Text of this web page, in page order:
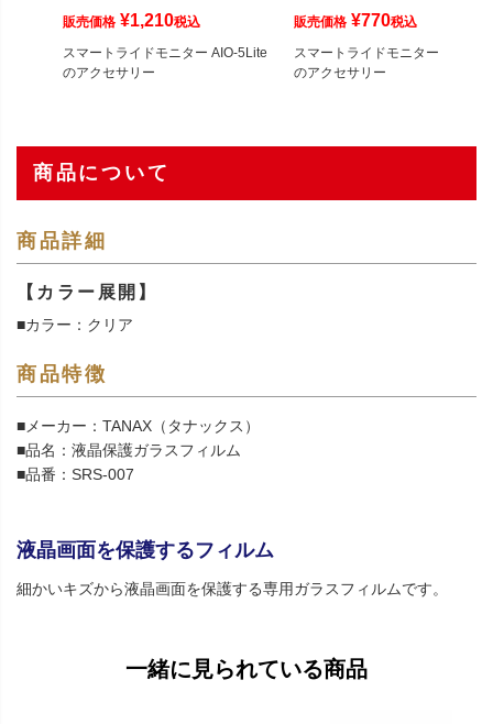
販売価格 ¥1,210税込
スマートライドモニター AIO-5Lite
のアクセサリー
販売価格 ¥770税込
スマートライドモニター AIO-
のアクセサリー
商品について
商品詳細
【カラー展開】
■カラー：クリア
商品特徴
■メーカー：TANAX（タナックス）
■品名：液晶保護ガラスフィルム
■品番：SRS-007
液晶画面を保護するフィルム
細かいキズから液晶画面を保護する専用ガラスフィルムです。
一緒に見られている商品